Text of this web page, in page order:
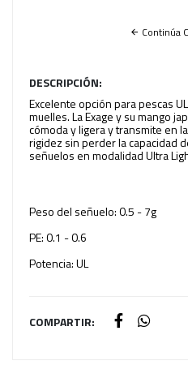
Continúa
DESCRIPCIÓN:
Excelente opción para pescas
muelles. La Exage y su mango
cómoda y ligera y transmite en
rigidez sin perder la capacidad
señuelos en modalidad Ultra
Peso del señuelo: 0.5 - 7g
PE: 0.1 - 0.6
Potencia: UL
COMPARTIR: